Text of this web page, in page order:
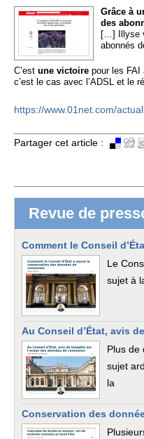
Grâce à
des
[…] Illyse
abonnés
C’est une victoire pour les FAI
c’est le cas avec l’ADSL et le
https://www.01net.com/
Partager cet article :
Revue de
Comment le Conseil
Le
sujet à
Au Conseil d’État, avis
Plus de
sujet
la
Conservation des